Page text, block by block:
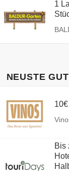
1
NEUSTE
Bis